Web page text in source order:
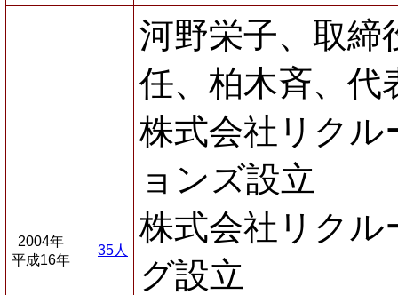
2004年
平成16年
35人
河野栄子、取締
任、柏木斉、代
株式会社リク
ョンズ設立
株式会社リク
グ設立